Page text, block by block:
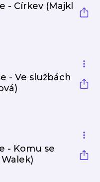
- Církev (Majkl
- Ve službách
- Komu se